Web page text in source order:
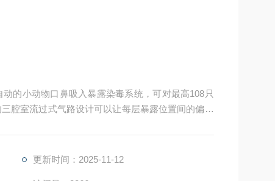
的小动物口鼻吸入暴露染毒系统，可对最高108只
腔室流过式气路设计可以让每层暴露位置间的偏差
更新时间：2025-11-12